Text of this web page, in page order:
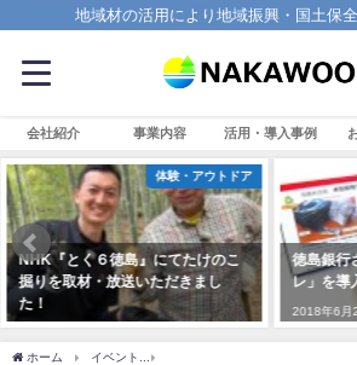
地域材の活用により地域振興・国土保
会社紹介 事業内容 活用・導入事例
体験・アウトドア
てたけのこ
だきまし
オフィス・事
徳島銀行さんに「木粉簡易トイ
レ」を導入頂きました！
2018年6月2日
ホーム イベント